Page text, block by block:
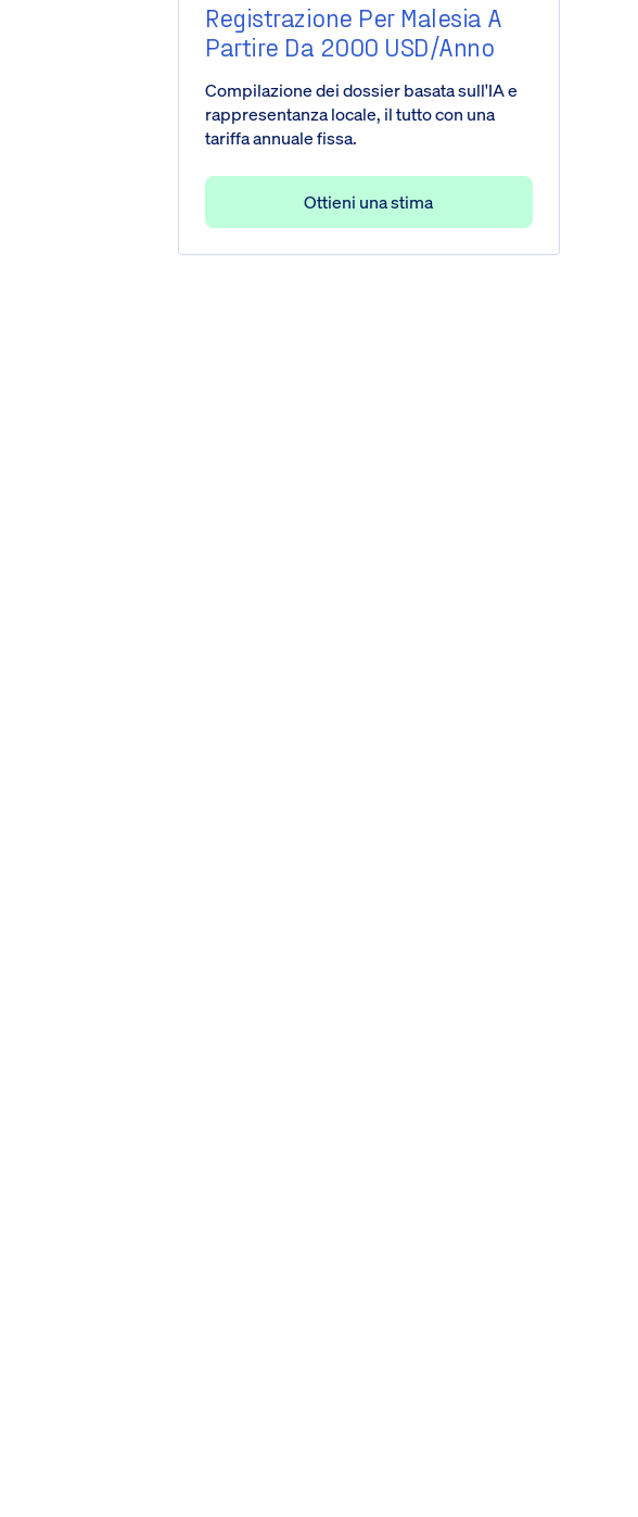
Registrazione Per Malesia A
Partire Da 2000 USD/anno
Compilazione dei dossier basata sull'IA e
rappresentanza locale, il tutto con una
tariffa annuale fissa.
Ottieni una stima